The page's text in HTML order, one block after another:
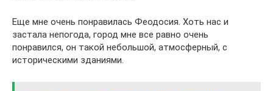
Еще мне очень понравилась Феодосия. Хоть нас и
застала непогода, город мне все равно очень
понравился, он такой небольшой, атмосферный, с
историческими зданиями.